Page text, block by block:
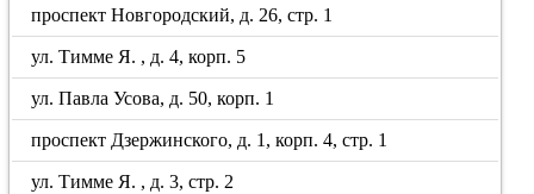
проспект Новгородский, д. 26, стр. 1
ул. Тимме Я. , д. 4, корп. 5
ул. Павла Усова, д. 50, корп. 1
проспект Дзержинского, д. 1, корп. 4, стр. 1
ул. Тимме Я. , д. 3, стр. 2